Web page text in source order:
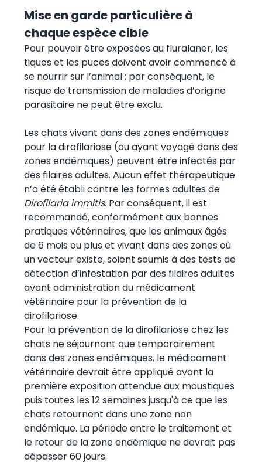
Mise en garde particulière à
chaque espèce cible
Pour pouvoir être exposées au fluralaner, les
tiques et les puces doivent avoir commencé à
se nourrir sur l’animal ; par conséquent, le
risque de transmission de maladies d’origine
parasitaire ne peut être exclu.
Les chats vivant dans des zones endémiques
pour la dirofilariose (ou ayant voyagé dans des
zones endémiques) peuvent être infectés par
des filaires adultes. Aucun effet thérapeutique
n’a été établi contre les formes adultes de
Dirofilaria immitis. Par conséquent, il est
recommandé, conformément aux bonnes
pratiques vétérinaires, que les animaux âgés
de 6 mois ou plus et vivant dans des zones où
un vecteur existe, soient soumis à des tests de
détection d’infestation par des filaires adultes
avant administration du médicament
vétérinaire pour la prévention de la
dirofilariose.
Pour la prévention de la dirofilariose chez les
chats ne séjournant que temporairement
dans des zones endémiques, le médicament
vétérinaire devrait être appliqué avant la
première exposition attendue aux moustiques
puis toutes les 12 semaines jusqu'à ce que les
chats retournent dans une zone non
endémique. La période entre le traitement et
le retour de la zone endémique ne devrait pas
dépasser 60 jours.